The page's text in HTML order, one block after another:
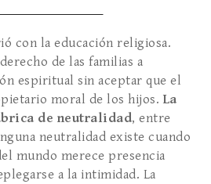
con la educación religiosa.
de las familias a
espiritual sin aceptar que el
moral de los hijos. La
de neutralidad, entre
neutralidad existe cuando
mundo merece presencia
a la intimidad. La